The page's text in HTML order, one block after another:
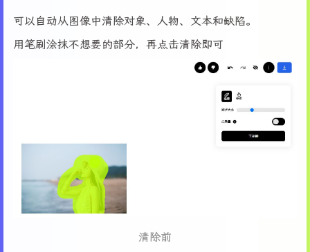
可以自动从图像中清除对象、人物、文本和缺陷。
用笔刷涂抹不想要的部分，再点击清除即可
清除前